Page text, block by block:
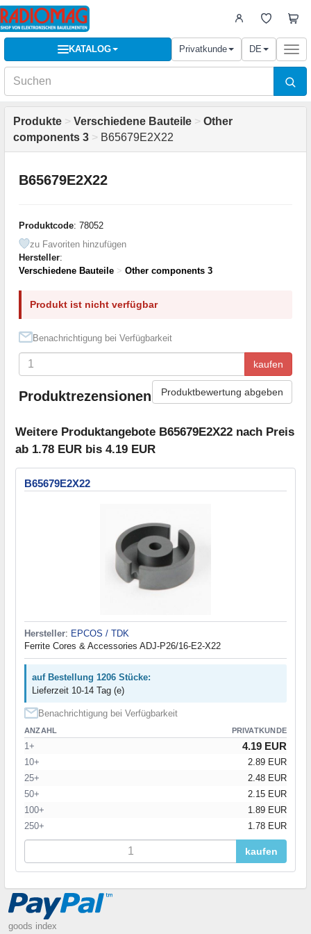
KATALOG Privatkunde DE
Produkte > Verschiedene Bauteile > Other
components 3 > B65679E2X22
B65679E2X22
Produktcode: 78052
zu Favoriten hinzufügen
Hersteller:
Verschiedene Bauteile > Other components 3
Produkt ist nicht verfügbar
Benachrichtigung bei Verfügbarkeit
kaufen
Produktrezensionen Produktbewertung abgeben
Weitere Produktangebote B65679E2X22 nach Preis
ab 1.78 EUR bis 4.19 EUR
B65679E2X22
Hersteller: EPCOS / TDK
Ferrite Cores & Accessories ADJ-P26/16-E2-X22
auf Bestellung 1206 Stücke:
Lieferzeit 10-14 Tag (e)
Benachrichtigung bei Verfügbarkeit
ANZAHL PRIVATKUNDE
1+ 4.19 EUR
10+
2.89 EUR
25+
2.48 EUR
50+
2.15 EUR
100+
1.89 EUR
250+
1.78 EUR
kaufen
goods index